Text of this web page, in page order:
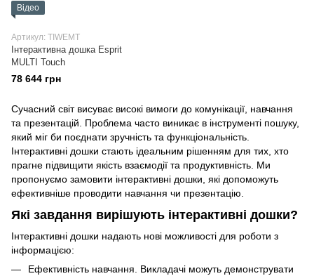
Відео
Артикул: TIWEMT
Інтерактивна дошка Esprit
MULTI Touch
78 644 грн
Сучасний світ висуває високі вимоги до комунікації, навчання
та презентацій. Проблема часто виникає в інструменті пошуку,
який міг би поєднати зручність та функціональність.
Інтерактивні дошки стають ідеальним рішенням для тих, хто
прагне підвищити якість взаємодії та продуктивність. Ми
пропонуємо замовити інтерактивні дошки, які допоможуть
ефективніше проводити навчання чи презентацію.
Які завдання вирішують інтерактивні дошки?
Інтерактивні дошки надають нові можливості для роботи з
інформацією:
Ефективність навчання. Викладачі можуть демонструвати